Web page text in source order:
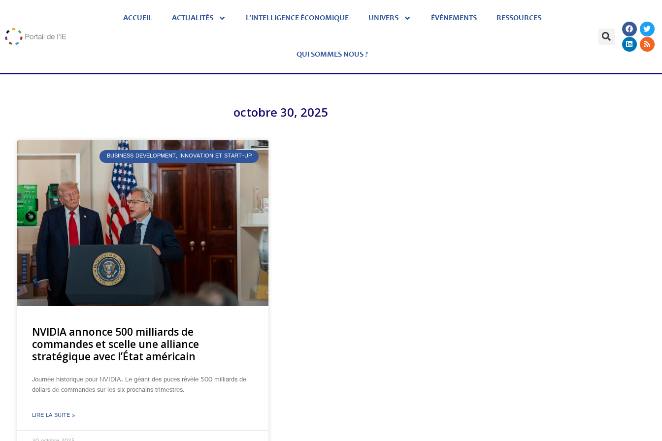
ACCUEIL ACTUALITÉS L’INTELLIGENCE ÉCONOMIQUE UNIVERS ÉVÈNEMENTS RESSOURCES
QUI SOMMES NOUS ?
octobre 30, 2025
BUSINESS DEVELOPMENT, INNOVATION ET START-UP
NVIDIA annonce 500 milliards de
commandes et scelle une alliance
stratégique avec l’État américain
Journée historique pour NVIDIA. Le géant des puces révèle 500 milliards de
dollars de commandes sur les six prochains trimestres.
LIRE LA SUITE »